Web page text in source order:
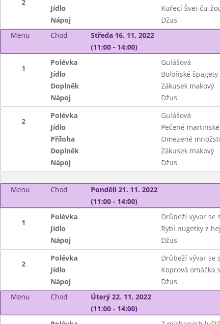
2
Jídlo
Kuřecí Švei-ču-
Nápoj
Džus
Menu
Chod
Středa 16. 11. 2022
(11:00 - 14:00)
1
Polévka
Gulášová
Jídlo
Boloňské
Doplněk
Zákusek makový
Nápoj
Džus
2
Polévka
Gulášová
Jídlo
Pečené
Příloha
Omezené
Doplněk
Zákusek makový
Nápoj
Džus
Menu Chod
Pondělí 21. 11. 2022
(11:00 - 14:00)
1
Polévka
Drůbeží vývar se
Jídlo
Rybí nugetky z
Nápoj
Džus
2
Polévka
Drůbeží vývar se
Jídlo
Koprová omáčka
Nápoj
Džus
Menu
Chod
Úterý 22. 11. 2022
(11:00 - 14:00)